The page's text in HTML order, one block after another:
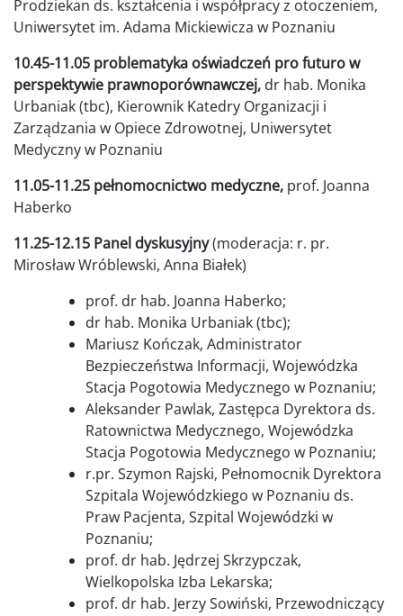
Prodziekan ds. kształcenia i współpracy z otoczeniem,
Uniwersytet im. Adama Mickiewicza w Poznaniu
10.45-11.05 problematyka oświadczeń pro futuro w
perspektywie prawnoporównawczej, dr hab. Monika
Urbaniak (tbc), Kierownik Katedry Organizacji i
Zarządzania w Opiece Zdrowotnej, Uniwersytet
Medyczny w Poznaniu
11.05-11.25 pełnomocnictwo medyczne, prof. Joanna
Haberko
11.25-12.15 Panel dyskusyjny(moderacja: r. pr.
Mirosław Wróblewski, Anna Białek)
prof. dr hab. Joanna Haberko;
dr hab. Monika Urbaniak (tbc);
Mariusz Kończak, Administrator
Bezpieczeństwa Informacji, Wojewódzka
Stacja Pogotowia Medycznego w Poznaniu;
Aleksander Pawlak, Zastępca Dyrektora ds.
Ratownictwa Medycznego, Wojewódzka
Stacja Pogotowia Medycznego w Poznaniu;
r.pr. Szymon Rajski, Pełnomocnik Dyrektora
Szpitala Wojewódzkiego w Poznaniu ds.
Praw Pacjenta, Szpital Wojewódzki w
Poznaniu;
prof. dr hab. Jędrzej Skrzypczak,
Wielkopolska Izba Lekarska;
prof. dr hab. Jerzy Sowiński, Przewodniczący